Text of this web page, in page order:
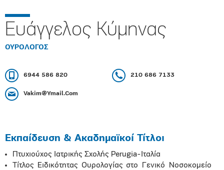
Ευάγγελος Κύμηνας
ΟΥΡΟΛΟΓΟΣ
6944 586 820 210 686 7133
Vakim@Ymail.Com
Εκπαίδευση & Ακαδημαϊκοί Τίτλοι
Πτυχιούχος Ιατρικής Σχολής Perugia-Ιταλία
Τίτλος Ειδικότητας Ουρολογίας στο Γενικό Νοσοκομείο